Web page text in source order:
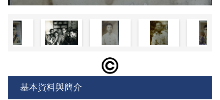
基本資料與簡介